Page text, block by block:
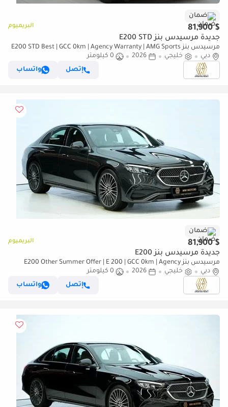
ضمان
$ 81,900 البريميوم
جديدة مرسيدس بنز E200 STD
مرسيدس بنز E200 STD Best | GCC 0km | Agency Warranty | AMG Sports
Package
دبي خليجي 2026
0 كيلومتر
إتصل
واتساب
ضمان
$ 81,900 البريميوم
جديدة مرسيدس بنز E200
مرسيدس بنز E200 Other Summer Offer | E 200 | GCC 0km | Agency
Warranty | AMG Sports Package
دبي خليجي 2026
0 كيلومتر
إتصل
واتساب